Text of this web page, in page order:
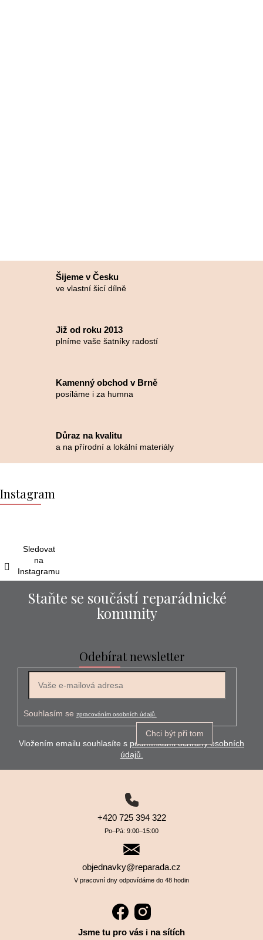
Šijeme v Česku
ve vlastní šicí dílně
Již od roku 2013
plníme vaše šatníky radostí
Kamenný obchod v Brně
posíláme i za humna
Důraz na kvalitu
a na přírodní a lokální materiály
á
p
Instagram
Sledovat
na
Instagramu
Staňte se součástí reparádnické
komunity
Odebírat newsletter
Souhlasím se zpracováním osobních údajů.
Chci být při tom
Vložením emailu souhlasíte s podmínkami ochrany osobních
údajů.
+420 725 394 322
Po–⁠⁠⁠⁠⁠⁠Pá: 9:00–⁠⁠⁠⁠⁠⁠15:00
objednavky@reparada.cz
V pracovní dny odpovídáme do 48 hodin
Jsme tu pro vás i na sítích